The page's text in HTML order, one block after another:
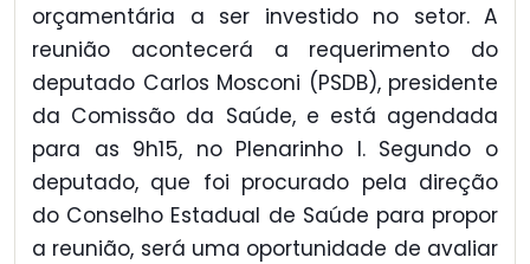
orçamentária a ser investido no setor. A
reunião acontecerá a requerimento do
deputado Carlos Mosconi (PSDB), presidente
da Comissão da Saúde, e está agendada
para as 9h15, no Plenarinho I. Segundo o
deputado, que foi procurado pela direção
do Conselho Estadual de Saúde para propor
a reunião, será uma oportunidade de avaliar